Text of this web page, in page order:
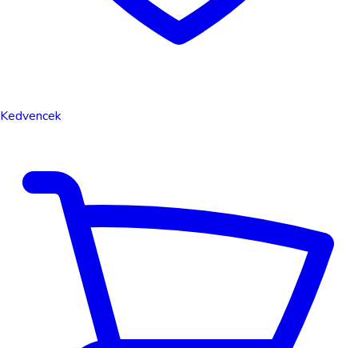
Kedvencek